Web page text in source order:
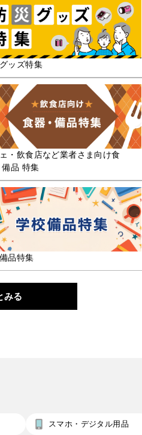
ッズ特集
・飲食店など業者さま向け食
品 特集
品特集
みる
スマホ・デジタル用品